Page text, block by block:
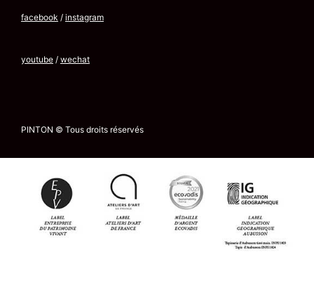
facebook / instagram
youtube / wechat
PINTON © Tous droits réservés